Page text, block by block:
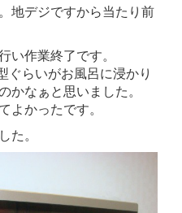
地デジですから当たり前
い作業終了です。
ぐらいがお風呂に浸かり
かなぁと思いました。
よかったです。
た。